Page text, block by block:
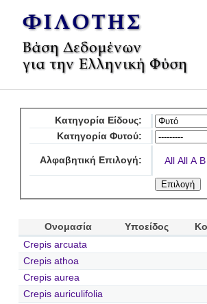
Κατηγορία Είδους:
Κατηγορία Φυτού:
Αλφαβητική Επιλογή: All All A B
Ονομασία Υποείδος
Crepis arcuata
Crepis athoa
Crepis aurea
Crepis auriculifolia